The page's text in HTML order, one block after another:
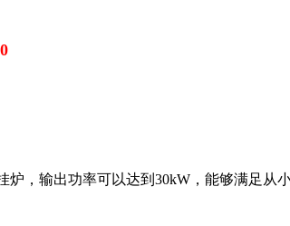
炉，输出功率可以达到30kW，能够满足从